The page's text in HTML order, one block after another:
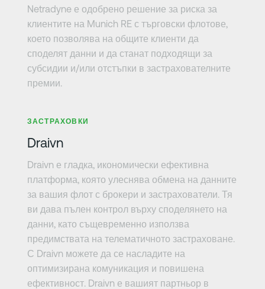
Netradyne е одобрено решение за риска за
клиентите на Munich RE с търговски флотове,
което позволява на общите клиенти да
споделят данни и да станат подходящи за
субсидии и/или отстъпки в застрахователните
премии.
ЗАСТРАХОВКИ
Draivn
Draivn е гладка, икономически ефективна
платформа, която улеснява обмена на данните
за вашия флот с брокери и застрахователи. Тя
ви дава пълен контрол върху споделянето на
данни, като същевременно използва
предимствата на телематичното застраховане.
С Draivn можете да се насладите на
оптимизирана комуникация и повишена
ефективност. Draivn е вашият партньор в